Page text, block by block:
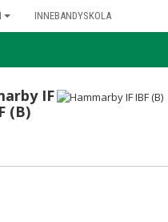
INNEBANDYSKOLA
IF
(B)